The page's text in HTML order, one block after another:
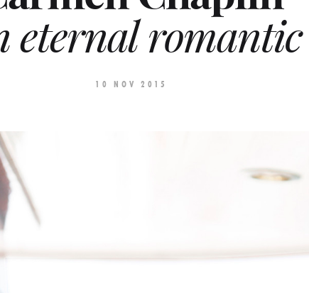
eternal romantic
10 NOV 2015